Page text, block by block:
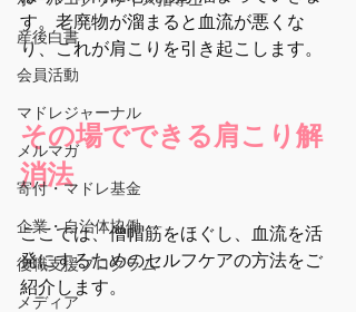
産後白書
会員活動
マドレジャーナル
メルマガ
寄付・マドレ基金
企業・自治体協働
復職支援プログラム
メディア
す。老廃物が溜まると血流が悪くな
り、これが肩こりを引き起こします。
その場でできる肩こり解
消法
ここでは、僧帽筋をほぐし、血流を活
発にするためのセルフケアの方法をご
紹介します。